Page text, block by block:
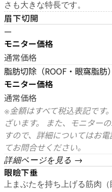
さも大きな特長です。
眉下切開
—
モニター価格
通常価格
脂肪切除（ROOF・眼窩脂肪）
モニター価格
通常価格
※金額はすべて税込表記です
ざいます。 また、モニター
すので、詳細についてはお
てお問合せください。
詳細ページを見る →
眼瞼下垂
上まぶたを持ち上げる筋肉